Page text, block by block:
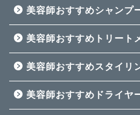
美容師おすすめシャンプ
美容師おすすめトリート
美容師おすすめスタイリ
美容師おすすめドライヤ